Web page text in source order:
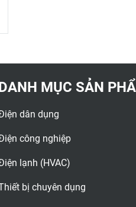
MỤC SẢN
dân dụng
công nghiệp
lạnh (HVAC)
bị chuyên dụng